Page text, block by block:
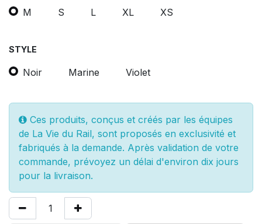
M S L XL XS
STYLE
Noir Marine Violet
Ces produits, conçus et créés par les équipes
de La Vie du Rail, sont proposés en exclusivité et
fabriqués à la demande. Après validation de votre
commande, prévoyez un délai d'environ dix jours
pour la livraison.